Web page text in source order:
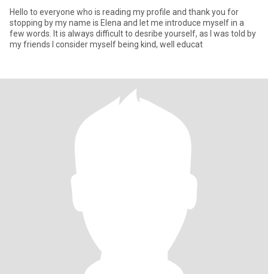
Hello to everyone who is reading my profile and thank you for
stopping by my name is Elena and let me introduce myself in a
few words. It is always difficult to desribe yourself, as I was told by
my friends I consider myself being kind, well educat